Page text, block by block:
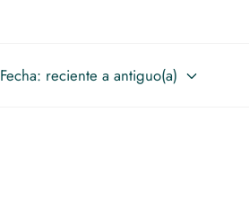
Fecha: reciente a antiguo(a)